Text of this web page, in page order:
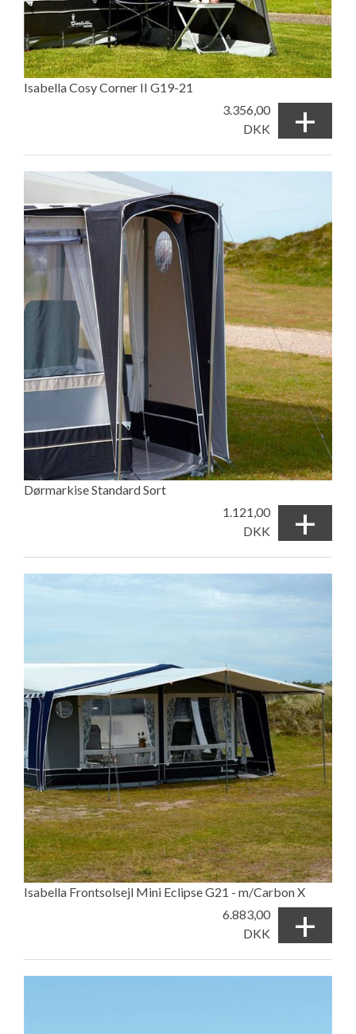
Isabella Cosy Corner II G19-21
3.356,00
DKK
+
Dørmarkise Standard Sort
1.121,00
DKK
+
Isabella Frontsolsejl Mini Eclipse G21 - m/Carbon X
6.883,00
DKK
+